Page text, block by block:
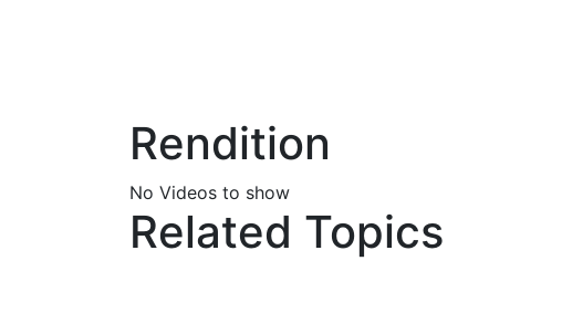
Rendition
No Videos to show
Related Topics